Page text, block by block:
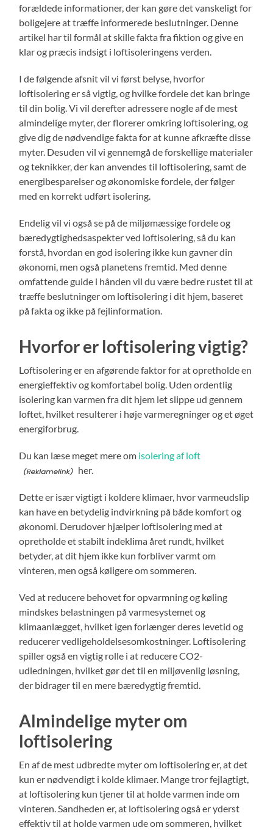
forældede informationer, der kan gøre det vanskeligt for
boligejere at træffe informerede beslutninger. Denne
artikel har til formål at skille fakta fra fiktion og give en
klar og præcis indsigt i loftisoleringens verden.
I de følgende afsnit vil vi først belyse, hvorfor
loftisolering er så vigtig, og hvilke fordele det kan bringe
til din bolig. Vi vil derefter adressere nogle af de mest
almindelige myter, der florerer omkring loftisolering, og
give dig de nødvendige fakta for at kunne afkræfte disse
myter. Desuden vil vi gennemgå de forskellige materialer
og teknikker, der kan anvendes til loftisolering, samt de
energibesparelser og økonomiske fordele, der følger
med en korrekt udført isolering.
Endelig vil vi også se på de miljømæssige fordele og
bæredygtighedsaspekter ved loftisolering, så du kan
forstå, hvordan en god isolering ikke kun gavner din
økonomi, men også planetens fremtid. Med denne
omfattende guide i hånden vil du være bedre rustet til at
træffe beslutninger om loftisolering i dit hjem, baseret
på fakta og ikke på fejlinformation.
Hvorfor er loftisolering vigtig?
Loftisolering er en afgørende faktor for at opretholde en
energieffektiv og komfortabel bolig. Uden ordentlig
isolering kan varmen fra dit hjem let slippe ud gennem
loftet, hvilket resulterer i høje varmeregninger og et øget
energiforbrug.
Du kan læse meget mere om isolering af loft
her.
Dette er især vigtigt i koldere klimaer, hvor varmeudslip
kan have en betydelig indvirkning på både komfort og
økonomi. Derudover hjælper loftisolering med at
opretholde et stabilt indeklima året rundt, hvilket
betyder, at dit hjem ikke kun forbliver varmt om
vinteren, men også køligere om sommeren.
Ved at reducere behovet for opvarmning og køling
mindskes belastningen på varmesystemet og
klimaanlægget, hvilket igen forlænger deres levetid og
reducerer vedligeholdelsesomkostninger. Loftisolering
spiller også en vigtig rolle i at reducere CO2-
udledningen, hvilket gør det til en miljøvenlig løsning,
der bidrager til en mere bæredygtig fremtid.
Almindelige myter om
loftisolering
En af de mest udbredte myter om loftisolering er, at det
kun er nødvendigt i kolde klimaer. Mange tror fejlagtigt,
at loftisolering kun tjener til at holde varmen inde om
vinteren. Sandheden er, at loftisolering også er yderst
effektiv til at holde varmen ude om sommeren, hvilket